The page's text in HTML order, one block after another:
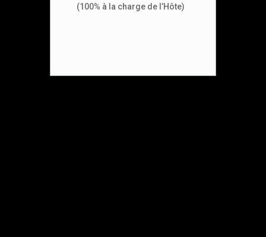
(100% à la charge de l’Hôte)